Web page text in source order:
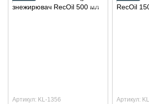
Артикул: KL-1356 Артикул: